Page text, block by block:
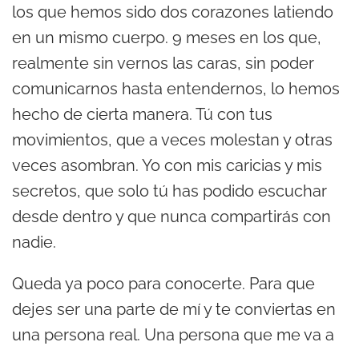
los que hemos sido dos corazones latiendo
en un mismo cuerpo. 9 meses en los que,
realmente sin vernos las caras, sin poder
comunicarnos hasta entendernos, lo hemos
hecho de cierta manera. Tú con tus
movimientos, que a veces molestan y otras
veces asombran. Yo con mis caricias y mis
secretos, que solo tú has podido escuchar
desde dentro y que nunca compartirás con
nadie.
Queda ya poco para conocerte. Para que
dejes ser una parte de mí y te conviertas en
una persona real. Una persona que me va a